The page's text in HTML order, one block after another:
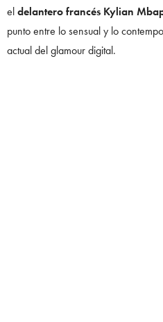
eldelantero francés Kylian
punto entre lo sensual y lo
actual del glamour digital.